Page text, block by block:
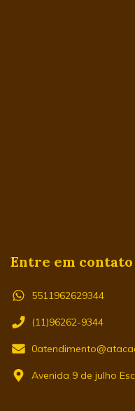
Entre em contato
5511962629344
(11)96262-9344
Avenida 9 de julho